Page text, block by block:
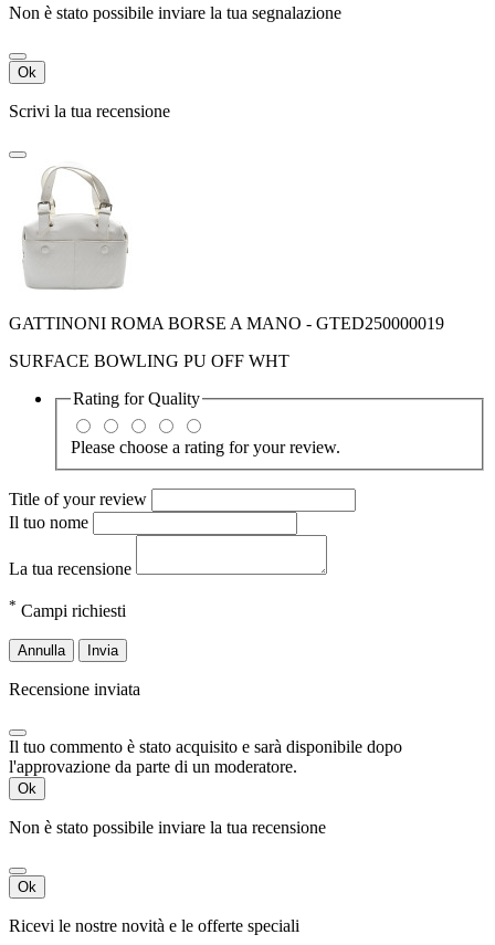
Non è stato possibile inviare la tua segnalazione
Ok
Scrivi la tua recensione
GATTINONI ROMA BORSE A MANO - GTED250000019
SURFACE BOWLING PU OFF WHT
Rating forQuality
Please choose a rating for your review.
Title of your review
Il tuo nome
La tua recensione
* Campi richiesti
Annulla Invia
Recensione inviata
Il tuo commento è stato acquisito e sarà disponibile dopo
l'approvazione da parte di un moderatore.
Ok
Non è stato possibile inviare la tua recensione
Ok
Ricevi le nostre novità e le offerte speciali